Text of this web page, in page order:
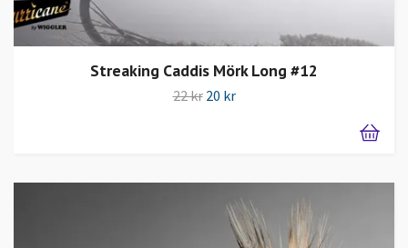
Streaking Caddis Mörk Long #12
22 kr 20 kr